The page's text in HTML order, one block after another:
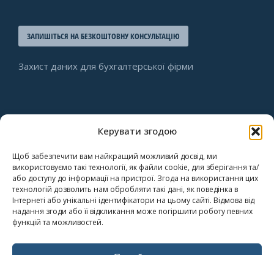
Керувати згодою
Щоб забезпечити вам найкращий можливий досвід, ми
використовуємо такі технології, як файли cookie, для зберігання та/
або доступу до інформації на пристрої. Згода на використання цих
технологій дозволить нам обробляти такі дані, як поведінка в
Інтернеті або унікальні ідентифікатори на цьому сайті. Відмова від
надання згоди або її відкликання може погіршити роботу певних
функцій та можливостей.
ЗАПИШІТЬСЯ НА БЕЗКОШТОВНУ КОНСУЛЬТАЦІЮ
Захист даних для бухгалтерської фірми
ABIX Consulting Sp. z o.o.
NIP: PL 9452167594
REGON: 122515215
KRS: 0000412412